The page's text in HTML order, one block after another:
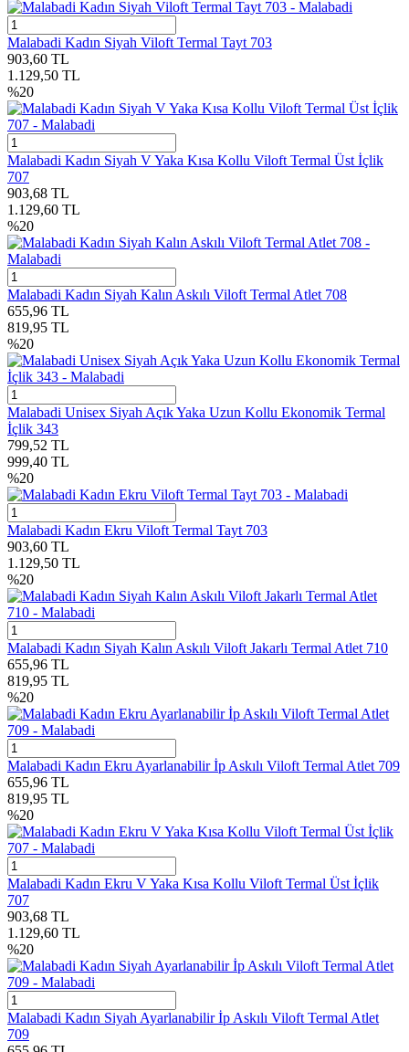
Malabadi Kadın Siyah Viloft Termal Tayt 703
903,60 TL
1.129,50 TL
%20
Malabadi Kadın Siyah V Yaka Kısa Kollu Viloft Termal Üst İçlik
707
903,68 TL
1.129,60 TL
%20
Malabadi Kadın Siyah Kalın Askılı Viloft Termal Atlet 708
655,96 TL
819,95 TL
%20
Malabadi Unisex Siyah Açık Yaka Uzun Kollu Ekonomik Termal
İçlik 343
799,52 TL
999,40 TL
%20
Malabadi Kadın Ekru Viloft Termal Tayt 703
903,60 TL
1.129,50 TL
%20
Malabadi Kadın Siyah Kalın Askılı Viloft Jakarlı Termal Atlet 710
655,96 TL
819,95 TL
%20
Malabadi Kadın Ekru Ayarlanabilir İp Askılı Viloft Termal Atlet 709
655,96 TL
819,95 TL
%20
Malabadi Kadın Ekru V Yaka Kısa Kollu Viloft Termal Üst İçlik
707
903,68 TL
1.129,60 TL
%20
Malabadi Kadın Siyah Ayarlanabilir İp Askılı Viloft Termal Atlet
709